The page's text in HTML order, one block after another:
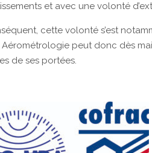
et avec une volonté
cette volonté s’est
Aérométrologie peut donc dès
de ses portées.